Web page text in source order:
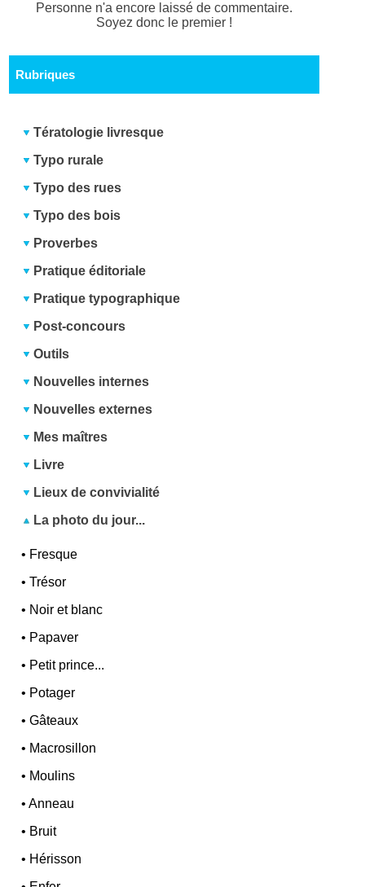
Personne n'a encore laissé de commentaire.
Soyez donc le premier !
Rubriques
Tératologie livresque
Typo rurale
Typo des rues
Typo des bois
Proverbes
Pratique éditoriale
Pratique typographique
Post-concours
Outils
Nouvelles internes
Nouvelles externes
Mes maîtres
Livre
Lieux de convivialité
La photo du jour...
• Fresque
•Trésor
• Noir et blanc
• Papaver
• Petit prince...
• Potager
•Gâteaux
• Macrosillon
• Moulins
•Anneau
• Bruit
• Hérisson